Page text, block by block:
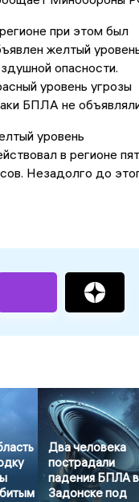
при этом был
желтый
опасности.
уровень угрозы
БПЛА не
уровень
в регионе
Незадолго до
Два человека
пострадали
падения БПЛА в
Задонске под